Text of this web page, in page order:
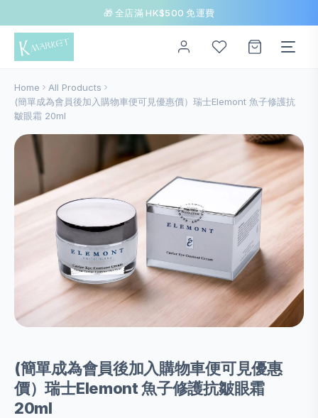
🎁 全店滿 HK$500 免運費
Home
All Products
(簡單成為會員後加入購物車便可見優惠價）瑞士Elemont 魚子修護抗
皺眼霜 20ml
(簡單成為會員後加入購物車便可見優惠
價）瑞士Elemont 魚子修護抗皺眼霜
20ml